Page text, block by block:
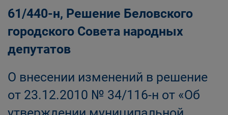
61/440-н, Решение Беловского
городского Совета народных
депутатов
О внесении изменений в решение
от 23.12.2010 № 34/116-н от «Об